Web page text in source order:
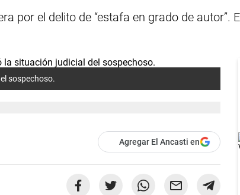
por el delito de “estafa en grado de
sospechoso.
Agregar El Ancasti en